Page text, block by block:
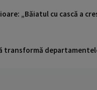
„Băiatul cu cască a